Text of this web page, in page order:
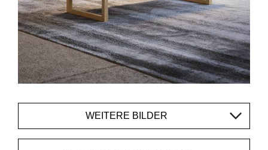
WEITERE BILDER